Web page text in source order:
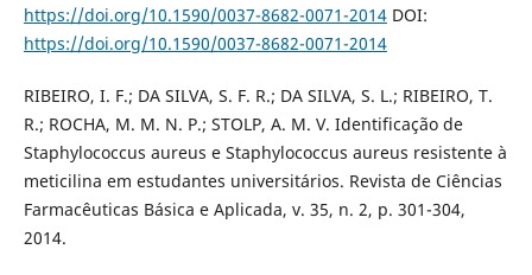
https://doi.org/10.1590/0037-8682-0071-2014DOI:
https://doi.org/10.1590/0037-8682-0071-2014
RIBEIRO, I. F.; DA SILVA, S. F. R.; DA SILVA, S. L.; RIBEIRO, T.
R.; ROCHA, M. M. N. P.; STOLP, A. M. V. Identificação de
Staphylococcus aureus e Staphylococcus aureus resistente à
meticilina em estudantes universitários. Revista de Ciências
Farmacêuticas Básica e Aplicada, v. 35, n. 2, p. 301-304,
2014.